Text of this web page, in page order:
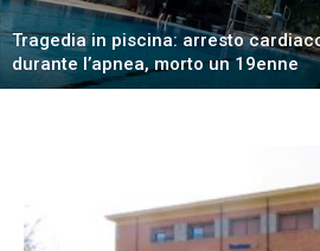
Tragedia in piscina: arresto
durante l’apnea, morto un 19enne